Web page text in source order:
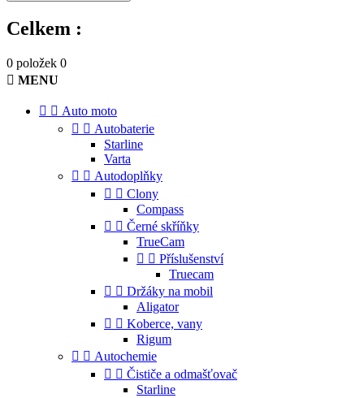
Celkem :
0 položek 0
 MENU
  Auto moto
  Autobaterie
Starline
Varta
  Autodoplňky
  Clony
Compass
  Černé skříňky
TrueCam
  Příslušenství
Truecam
  Držáky na mobil
Aligator
  Koberce, vany
Rigum
  Autochemie
  Čističe a odmašťovač
Starline